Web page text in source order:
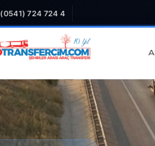
(0541) 724 724 4